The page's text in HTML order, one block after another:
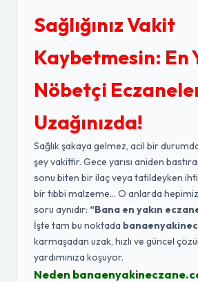
Sağlığınız Vakit
Kaybetmesin: En
Nöbetçi
Uzağınızda!
Sağlık şakaya gelmez, acil bir
şey vakittir. Gece yarısı aniden
sonu biten bir ilaç veya tatildeyken
bir tıbbi malzeme... O anlarda
soru aynıdır: “Bana en yakın
İşte tam bu noktada
karmaşadan uzak, hızlı ve güncel
yardımınıza koşuyor.
Neden